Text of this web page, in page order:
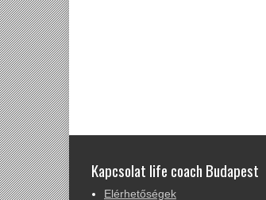
Kapcsolat life coach Budapest
Elérhetőségek